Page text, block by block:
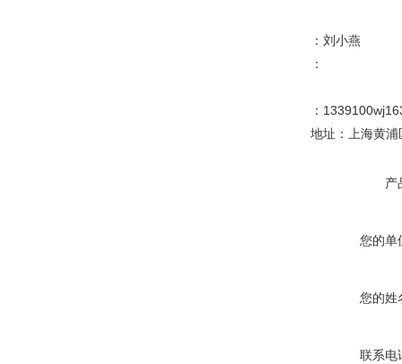
：刘小燕
：
：
地址：上海黄
产
您的单
您的姓
联系电